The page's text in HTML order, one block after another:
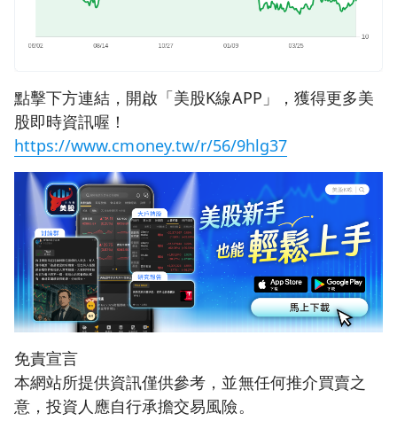
點擊下方連結，開啟「美股K線APP」，獲得更多美
股即時資訊喔！
https://www.cmoney.tw/r/56/9hlg37
免責宣言
本網站所提供資訊僅供參考，並無任何推介買賣之
意，投資人應自行承擔交易風險。